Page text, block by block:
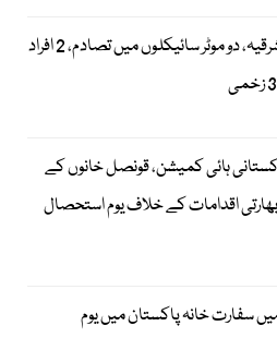
احمد پور شرقیہ، دو موٹر سائیکلوں میں تصادم، 2 افراد
ہائی کمیشن، قونصل خانوں کے
بھارتی اقدامات کے خلاف یوم استحصال
سفارت خانہ پاکستان میں یوم